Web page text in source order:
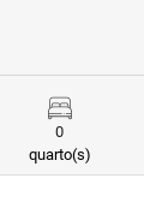
0
quarto(s)